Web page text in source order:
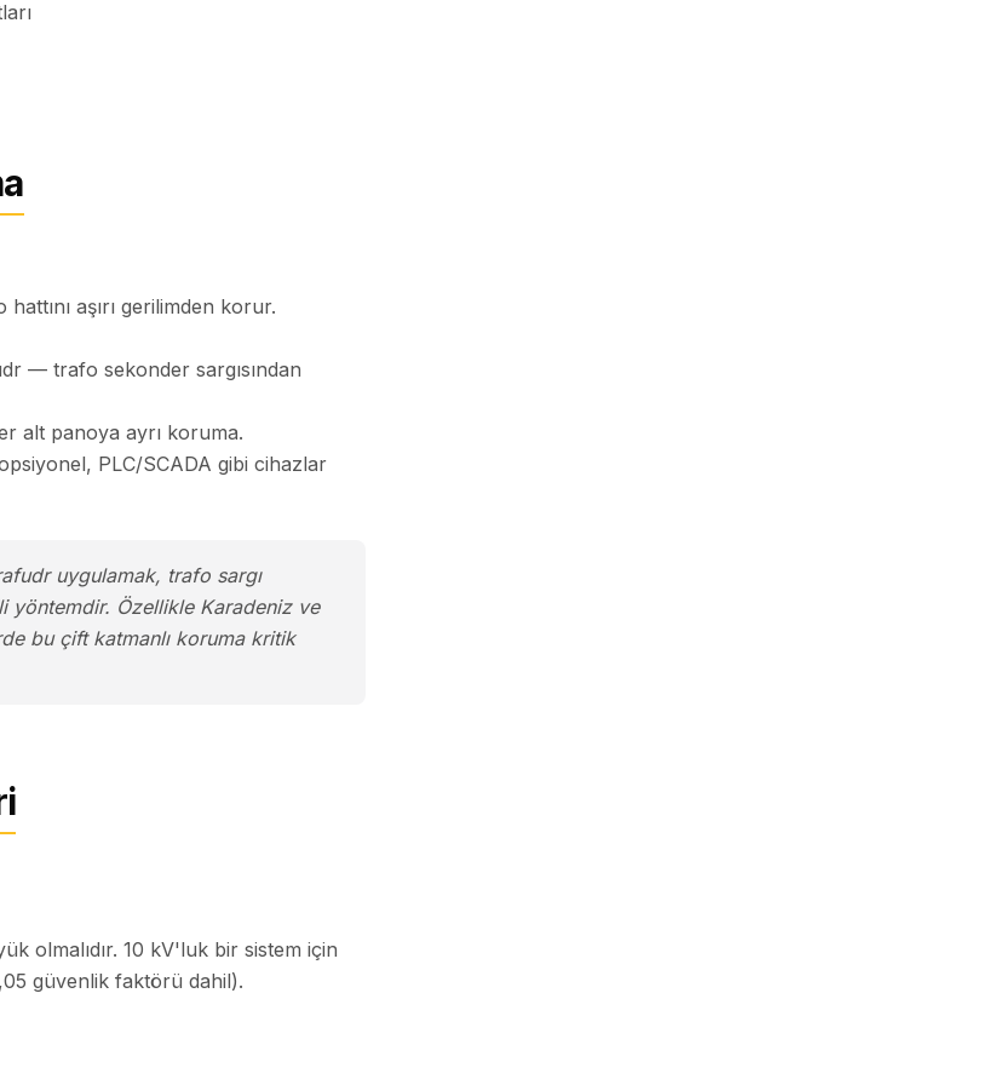
aşırı gerilimden korur.
— trafo sekonder sargısından
alt panoya ayrı koruma.
PLC/SCADA gibi cihazlar
uygulamak, trafo sargı
yöntemdir. Özellikle Karadeniz ve
bu çift katmanlı koruma kritik
olmalıdır. 10 kV'luk bir sistem için
güvenlik faktörü dahil).